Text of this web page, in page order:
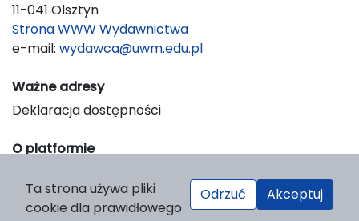
11-041 Olsztyn
Strona WWW Wydawnictwa
e-mail: wydawca@uwm.edu.pl
Ważne adresy
Deklaracja dostępności
O platformie
Support & Customization by LIBCOM
Platform & Workflow by OJS/PKP
Ta strona używa pliki
cookie dla prawidłowego
Odrzuć Akceptuj